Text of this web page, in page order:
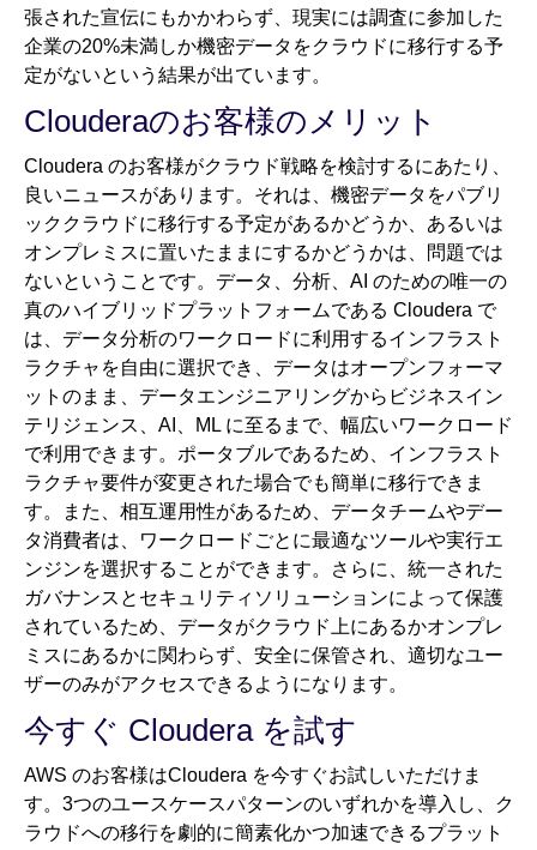
張された宣伝にもかかわらず、現実には調査に参加した
企業の20%未満しか機密データをクラウドに移行する予
定がないという結果が出ています。
Clouderaのお客様のメリット
Cloudera のお客様がクラウド戦略を検討するにあたり、
良いニュースがあります。それは、機密データをパブリ
ッククラウドに移行する予定があるかどうか、あるいは
オンプレミスに置いたままにするかどうかは、問題では
ないということです。データ、分析、AI のための唯一の
真のハイブリッドプラットフォームである Cloudera で
は、データ分析のワークロードに利用するインフラスト
ラクチャを自由に選択でき、データはオープンフォーマ
ットのまま、データエンジニアリングからビジネスイン
テリジェンス、AI、ML に至るまで、幅広いワークロード
で利用できます。ポータブルであるため、インフラスト
ラクチャ要件が変更された場合でも簡単に移行できま
す。また、相互運用性があるため、データチームやデー
タ消費者は、ワークロードごとに最適なツールや実行エ
ンジンを選択することができます。さらに、統一された
ガバナンスとセキュリティソリューションによって保護
されているため、データがクラウド上にあるかオンプレ
ミスにあるかに関わらず、安全に保管され、適切なユー
ザーのみがアクセスできるようになります。
今すぐ Cloudera を試す
AWS のお客様はCloudera を今すぐお試しいただけま
す。3つのユースケースパターンのいずれかを導入し、ク
ラウドへの移行を劇的に簡素化かつ加速できるプラット